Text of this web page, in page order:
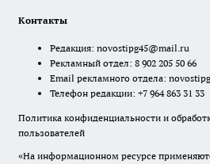
Контакты
Редакция: novostipg45@mail.ru
Рекламный отдел: 8 902 205 50 66
Email рекламного отдела:
Телефон редакции: +7 964 863 31 33
Политика конфиденциальности и
пользователей
«На информационном ресурсе